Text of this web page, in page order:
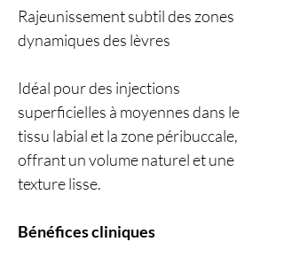
Rajeunissement subtil des zones
dynamiques des lèvres
Idéal pour des injections
superficielles à moyennes dans le
tissu labial et la zone péribuccale,
offrant un volume naturel et une
texture lisse.
Bénéfices cliniques